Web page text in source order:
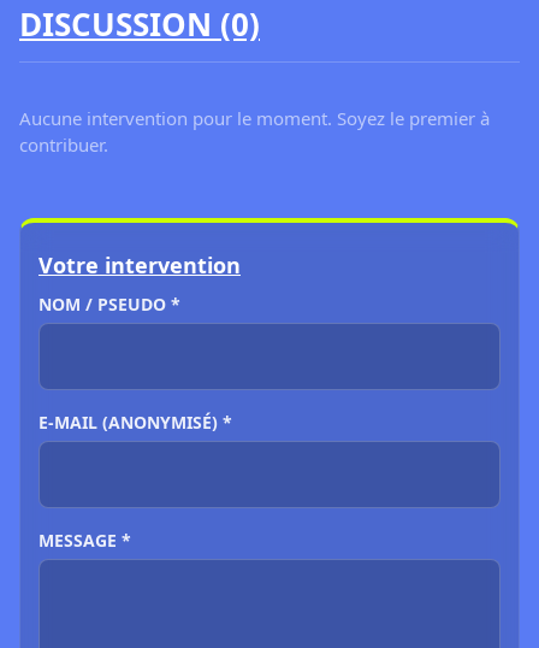
DISCUSSION (0)
Aucune intervention pour le moment. Soyez le premier à
contribuer.
Votre intervention
NOM / PSEUDO *
E-MAIL (ANONYMISÉ) *
MESSAGE *